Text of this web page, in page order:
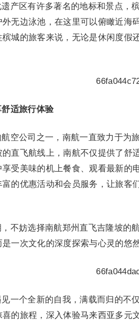
产区有许多著名的地标和景点，
无边泳池，在这里可以俯瞰近海
城的旅客来说，无论是休闲度假
适旅行体验
空公司之一，南航一直致力于为
直飞航线上，南航不仅提供了舒
受美味的机上餐食、观看最新的
的优惠活动和会员服务，让旅客
不妨选择南航郑州直飞吉隆坡的
一次文化的深度探索与心灵的悠
一个全新的自我，满载而归的不
的旅程，深入体验马来西亚多元